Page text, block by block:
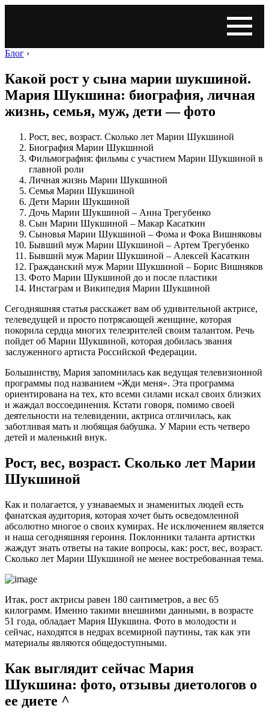
Блог ›
Какой рост у сына марии шукшиной.
Мария Шукшина: биография, личная
жизнь, семья, муж, дети — фото
Рост, вес, возраст. Сколько лет Марии Шукшиной
Биография Марии Шукшиной
Фильмография: фильмы с участием Марии Шукшиной в
главной роли
Личная жизнь Марии Шукшиной
Семья Марии Шукшиной
Дети Марии Шукшиной
Дочь Марии Шукшиной – Анна Трегубенко
Сын Марии Шукшиной – Макар Касаткин
Сыновья Марии Шукшиной – Фома и Фока Вишняковы
Бывший муж Марии Шукшиной – Артем Трегубенко
Бывший муж Марии Шукшиной – Алексей Касаткин
Гражданский муж Марии Шукшиной – Борис Вишняков
Фото Марии Шукшиной до и после пластики
Инстаграм и Википедия Марии Шукшиной
Сегодняшняя статья расскажет вам об удивительной актрисе,
телеведущей и просто потрясающей женщине, которая
покорила сердца многих телезрителей своим талантом. Речь
пойдет об Марии Шукшиной, которая добилась звания
заслуженного артиста Российской Федерации.
Большинству, Мария запомнилась как ведущая телевизионной
программы под названием «Жди меня». Эта программа
ориентирована на тех, кто всеми силами искал своих близких
и жаждал воссоединения. Кстати говоря, помимо своей
деятельности на телевидении, актриса отличилась, как
заботливая мать и любящая бабушка. У Марии есть четверо
детей и маленький внук.
Рост, вес, возраст. Сколько лет Марии
Шукшиной
Как и полагается, у узнаваемых и знаменитых людей есть
фанатская аудитория, которая хочет быть осведомленной
абсолютно многое о своих кумирах. Не исключением является
и наша сегодняшняя героиня. Поклонники таланта артистки
жаждут знать ответы на такие вопросы, как: рост, вес, возраст.
Сколько лет Марии Шукшиной не менее востребованная тема.
Итак, рост актрисы равен 180 сантиметров, а вес 65
килограмм. Именно такими внешними данными, в возрасте
51 года, обладает Мария Шукшина. Фото в молодости и
сейчас, находятся в недрах всемирной паутины, так как эти
материалы являются общедоступными.
Как выглядит сейчас Мария
Шукшина: фото, отзывы диетологов о
ее диете ^